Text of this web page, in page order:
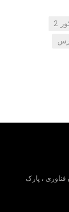
2
فناوری ، پارک